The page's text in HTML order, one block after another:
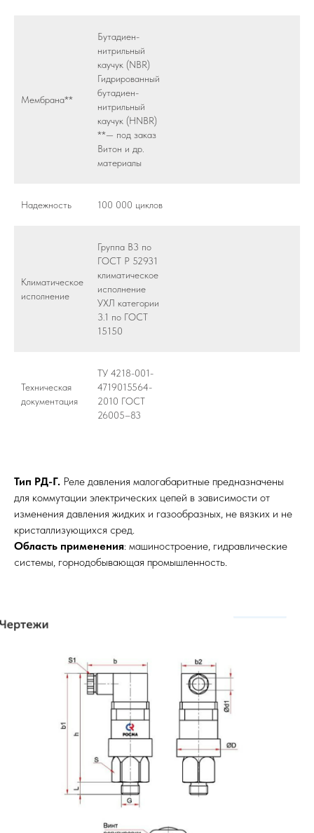
Мембрана**
Бутадиен-
нитрильный
каучук (NBR)
Гидрированный
бутадиен-
нитрильный
каучук (HNBR)
**— под заказ
Витон и др.
материалы
Надежность 100 000 циклов
Климатическое
исполнение
Группа В3 по
ГОСТ Р 52931
климатическое
исполнение
УХЛ категории
3.1 по ГОСТ
15150
Техническая
документация
ТУ 4218-001-
4719015564-
2010 ГОСТ
26005–83
Тип РД-Г. Реле давления малогабаритные предназначены
для коммутации электрических цепей в зависимости от
изменения давления жидких и газообразных, не вязких и не
кристаллизующихся сред.
Область применения: машиностроение, гидравлические
системы, горнодобывающая промышленность.